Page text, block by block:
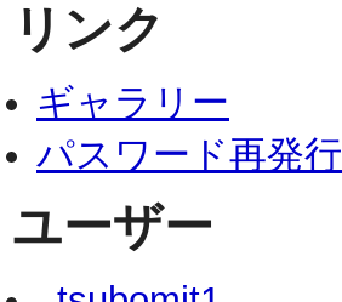
リンク
ギャラリー
パスワード再発行
ユーザー